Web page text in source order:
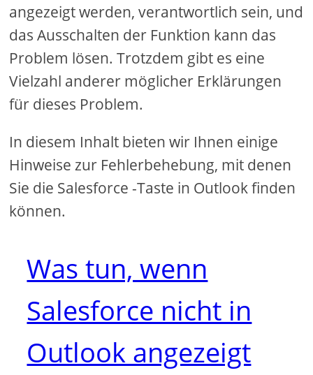
angezeigt werden, verantwortlich sein, und
das Ausschalten der Funktion kann das
Problem lösen. Trotzdem gibt es eine
Vielzahl anderer möglicher Erklärungen
für dieses Problem.
In diesem Inhalt bieten wir Ihnen einige
Hinweise zur Fehlerbehebung, mit denen
Sie die Salesforce -Taste in Outlook finden
können.
Was tun, wenn
Salesforce nicht in
Outlook angezeigt